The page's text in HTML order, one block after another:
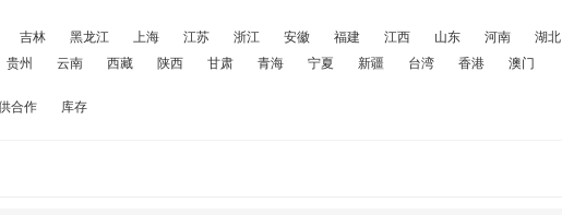
吉林 黑龙江 上海 江苏 浙江 安徽 福建 江西 山东 河南
湖北
贵州
云南 西藏 陕西 甘肃 青海 宁夏 新疆 台湾 香港 澳门
合作 库存